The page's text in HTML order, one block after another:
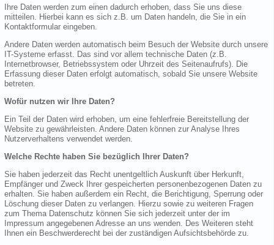
Ihre Daten werden zum einen dadurch erhoben, dass Sie uns diese
mitteilen. Hierbei kann es sich z.B. um Daten handeln, die Sie in ein
Kontaktformular eingeben.
Andere Daten werden automatisch beim Besuch der Website durch unsere
IT-Systeme erfasst. Das sind vor allem technische Daten (z.B.
Internetbrowser, Betriebssystem oder Uhrzeit des Seitenaufrufs). Die
Erfassung dieser Daten erfolgt automatisch, sobald Sie unsere Website
betreten.
Wofür nutzen wir Ihre Daten?
Ein Teil der Daten wird erhoben, um eine fehlerfreie Bereitstellung der
Website zu gewährleisten. Andere Daten können zur Analyse Ihres
Nutzerverhaltens verwendet werden.
Welche Rechte haben Sie bezüglich Ihrer Daten?
Sie haben jederzeit das Recht unentgeltlich Auskunft über Herkunft,
Empfänger und Zweck Ihrer gespeicherten personenbezogenen Daten zu
erhalten. Sie haben außerdem ein Recht, die Berichtigung, Sperrung oder
Löschung dieser Daten zu verlangen. Hierzu sowie zu weiteren Fragen
zum Thema Datenschutz können Sie sich jederzeit unter der im
Impressum angegebenen Adresse an uns wenden. Des Weiteren steht
Ihnen ein Beschwerderecht bei der zuständigen Aufsichtsbehörde zu.